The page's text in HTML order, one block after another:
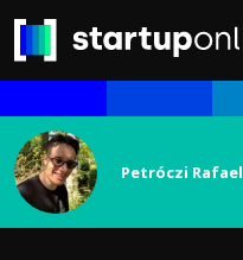
Petróczi Rafael